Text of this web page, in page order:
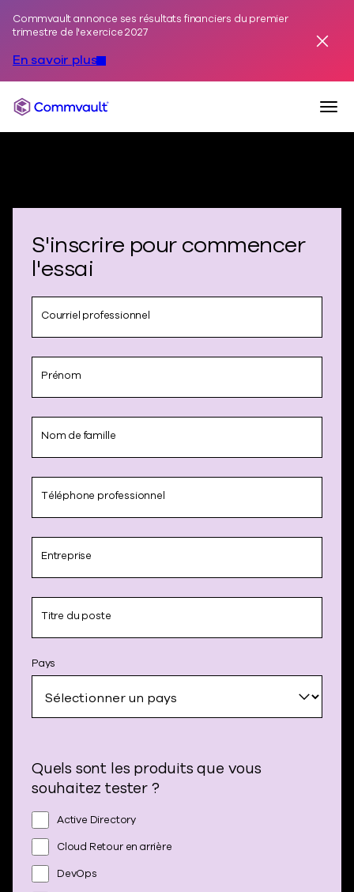
Commvault annonce ses résultats financiers du premier
trimestre de l'exercice 2027
En savoir plus
Commvault
S'inscrire pour commencer
l'essai
Courriel professionnel
Prénom
Nom de famille
Téléphone professionnel
Entreprise
Titre du poste
Pays
Quels sont les produits que vous
souhaitez tester ?
Active Directory
Cloud Retour en arrière
DevOps